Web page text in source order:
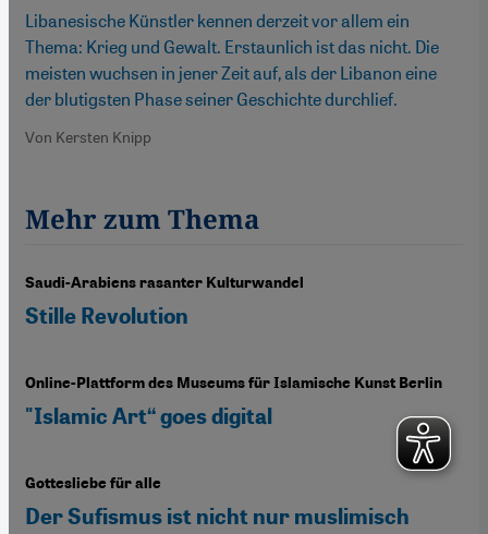
Libanesische Künstler kennen derzeit vor allem ein
Thema: Krieg und Gewalt. Erstaunlich ist das nicht. Die
meisten wuchsen in jener Zeit auf, als der Libanon eine
der blutigsten Phase seiner Geschichte durchlief.
Von Kersten Knipp
Mehr zum Thema
Saudi-Arabiens rasanter Kulturwandel
Stille Revolution
Online-Plattform des Museums für Islamische Kunst Berlin
"Islamic Art“ goes digital
Gottesliebe für alle
Der Sufismus ist nicht nur muslimisch